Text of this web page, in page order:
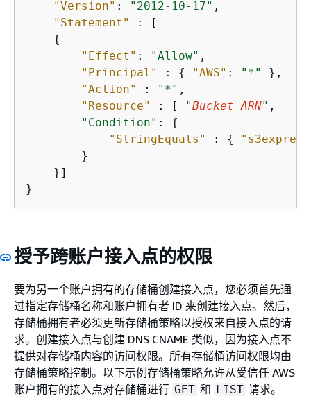
"Version" : "2012-10-17" ,
"Statement"
: [
{
"Effect" : "Allow" ,
"Principal"
: { "AWS" : "*"
},
"Action"
: "*" ,
"Resource"
: [ "Bucket ARN" ,
"Condition" : {
"StringEquals"
: {
        }
    }]
}
授予跨账户接入点的权限
要为另一个账户拥有的存储桶创建接入点，您必须首先通
过指定存储桶名称和账户拥有者 ID 来创建接入点。然后，
存储桶拥有者必须更新存储桶策略以授权来自接入点的请
求。创建接入点与创建 DNS CNAME 类似，因为接入点不
提供对存储桶内容的访问权限。所有存储桶访问权限均由
存储桶策略控制。以下示例存储桶策略允许从受信任 AWS
账户拥有的接入点对存储桶进行 GET 和 LIST 请求。